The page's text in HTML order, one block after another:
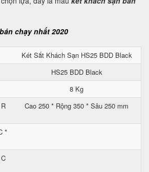
Két Sắt Khách Sạn HS25 BDD Black
HS25 BDD Black
8 Kg
Cao 250 * Rộng 350 * Sâu 250 mm
*